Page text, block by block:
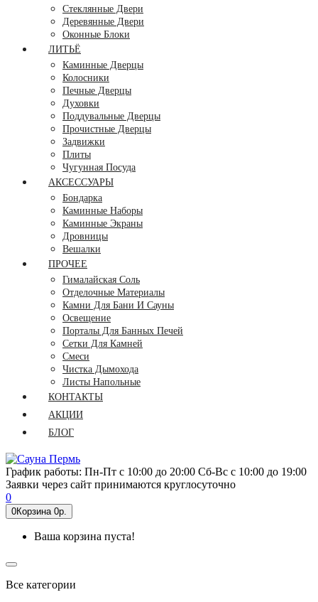
Стеклянные Двери
Деревянные Двери
Оконные Блоки
ЛИТЬЁ
Каминные Дверцы
Колосники
Печные Дверцы
Духовки
Поддувальные Дверцы
Прочистные Дверцы
Задвижки
Плиты
Чугунная Посуда
АКСЕССУАРЫ
Бондарка
Каминные Наборы
Каминные Экраны
Дровницы
Вешалки
ПРОЧЕЕ
Гималайская Соль
Отделочные Материалы
Камни Для Бани И Сауны
Освещение
Порталы Для Банных Печей
Сетки Для Камней
Смеси
Чистка Дымохода
Листы Напольные
КОНТАКТЫ
АКЦИИ
БЛОГ
График работы: Пн-Пт с 10:00 до 20:00 Сб-Вс с 10:00 до 19:00
Заявки через сайт принимаются круглосуточно
0
0Корзина 0р.
Ваша корзина пуста!
Все категории